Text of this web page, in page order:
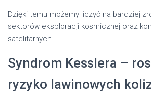
Dzięki temu możemy liczyć na bardziej
sektorów eksploracji kosmicznej oraz
satelitarnych.
Syndrom Kesslera –
ryzyko lawinowych